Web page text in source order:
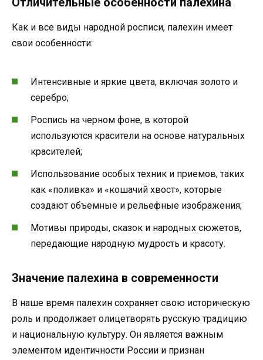
Как и все виды народной росписи, палехин имеет
свои особенности:
Интенсивные и яркие цвета, включая золото и
серебро;
Роспись на черном фоне, в которой
используются красители на основе натуральных
красителей;
Использование особых техник и приемов, таких
как «поливка» и «кошачий хвост», которые
создают объемные и рельефные изображения;
Мотивы природы, сказок и народных сюжетов,
передающие народную мудрость и красоту.
Значение палехина в современности
В наше время палехин сохраняет свою историческую
роль и продолжает олицетворять русскую традицию
и национальную культуру. Он является важным
элементом идентичности России и признан